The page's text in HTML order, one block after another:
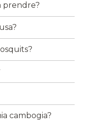
prendre?
cambogia?